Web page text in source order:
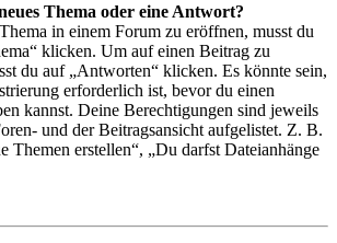
Thema oder eine Antwort?
in einem Forum zu eröffnen, musst du
klicken. Um auf einen Beitrag zu
du auf „Antworten“ klicken. Es könnte sein,
erforderlich ist, bevor du einen
kannst. Deine Berechtigungen sind jeweils
und der Beitragsansicht aufgelistet. Z. B.
Themen erstellen“, „Du darfst Dateianhänge